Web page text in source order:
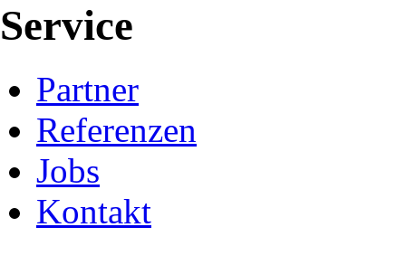
Service
Partner
Referenzen
Jobs
Kontakt